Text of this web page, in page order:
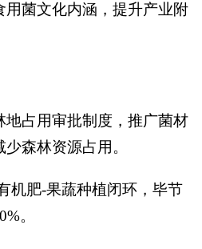
用菌文化内涵，提升产业附
地占用审批制度，推广菌材
森林资源占用。
机肥-果蔬种植闭环，毕节
。